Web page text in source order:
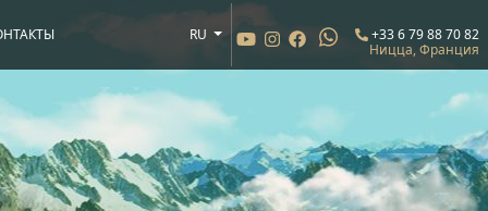
RU
+33 6 79 88 70 82
Ницца, Франция